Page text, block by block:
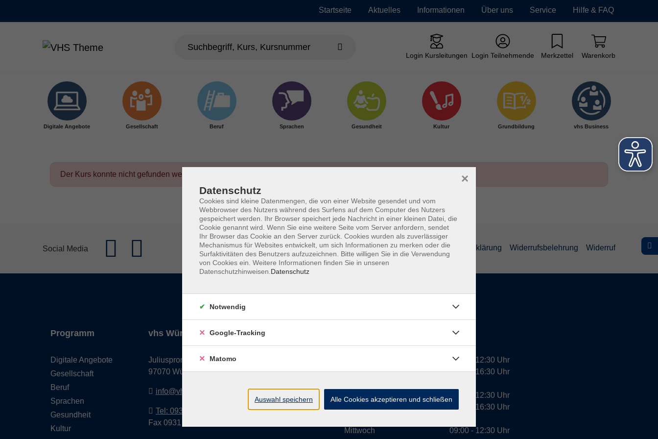
Startseite Aktuelles Informationen Über uns Service Hilfe & FAQ
Login Kursleitungen Login Teilnehmende Merkzettel Warenkorb
Digitale Angebote Gesellschaft Beruf Sprachen Gesundheit Kultur Grundbildung vhs Business
Der Kurs konnte nicht gefunden werden.
Social Media Impressum AGBs Datenschutzerklärung Barrierefreiheitserklärung Widerrufsbelehrung Widerruf
Programm
Digitale Angebote
Gesellschaft
Beruf
Sprachen
Gesundheit
Kultur
vhs Würzburg & Umgebung e. V.
Juliuspromenade 68
97070 Würzburg
info@vhs-wuerzburg.de
Tel: 0931 35593 0
Fax 0931 35593-20
Dienstag
Mittwoch
09:00 - 12:30 Uhr
13:00 - 16:30 Uhr
10:00 - 12:30 Uhr
13:00 - 16:30 Uhr
09:00 - 12:30 Uhr
Datenschutz
Cookies sind kleine Datenmengen, die von einer Website gesendet und vom
Webbrowser des Nutzers während des Surfens auf dem Computer des Nutzers
gespeichert werden. Ihr Browser speichert jede Nachricht in einer kleinen Datei, die
Cookie genannt wird. Wenn Sie eine weitere Seite vom Server anfordern, sendet
Ihr Browser das Cookie an den Server zurück. Cookies wurden als zuverlässiger
Mechanismus für Websites entwickelt, um sich Informationen zu merken oder die
Surfaktivitäten des Benutzers aufzuzeichnen. Bitte willigen Sie in die Verwendung
von Cookies ein. Weitere Informationen finden Sie in unseren
Datenschutzhinweisen. Datenschutz
×
Notwendig
Google-Tracking
Matomo
Auswahl speichern Alle Cookies akzeptieren und schließen